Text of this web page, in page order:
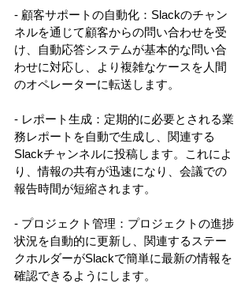
- 顧客サポートの自動化：Slackのチャン
ネルを通じて顧客からの問い合わせを受
け、自動応答システムが基本的な問い合
わせに対応し、より複雑なケースを人間
のオペレーターに転送します。
- レポート生成：定期的に必要とされる業
務レポートを自動で生成し、関連する
Slackチャンネルに投稿します。これによ
り、情報の共有が迅速になり、会議での
報告時間が短縮されます。
- プロジェクト管理：プロジェクトの進捗
状況を自動的に更新し、関連するステー
クホルダーがSlackで簡単に最新の情報を
確認できるようにします。